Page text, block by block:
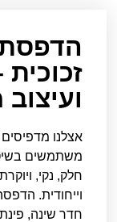
אצלנו
משתמשים
חלק, נקי,
וייחודית.
חדר שינה,